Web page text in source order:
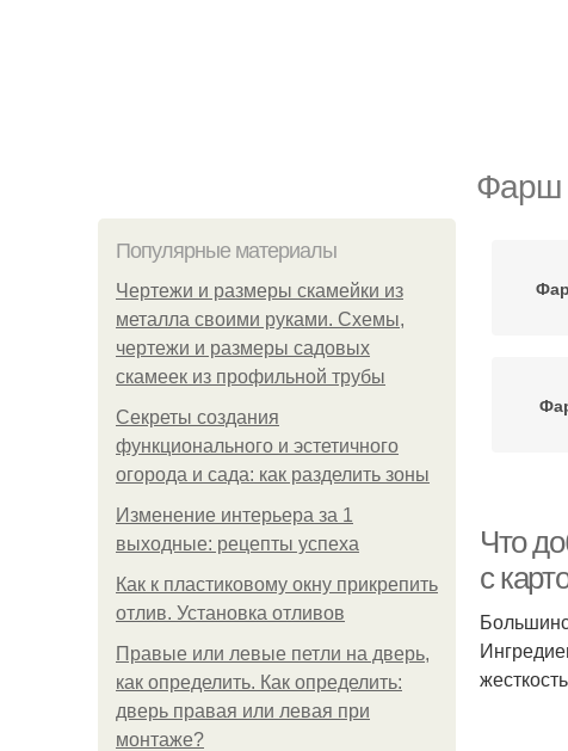
Фарш
Популярные материалы
Чертежи и размеры скамейки из
металла своими руками. Схемы,
чертежи и размеры садовых
скамеек из профильной трубы
Секреты создания
функционального и эстетичного
огорода и сада: как разделить зоны
Изменение интерьера за 1
выходные: рецепты успеха
Как к пластиковому окну прикрепить
отлив. Установка отливов
Правые или левые петли на дверь,
как определить. Как определить:
дверь правая или левая при
монтаже?
Что
с